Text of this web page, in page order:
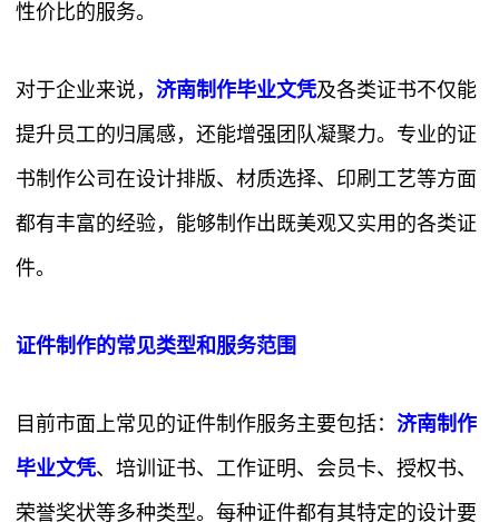
性价比的服务。
对于企业来说， 济南制作毕业文凭及各类证书不仅能
提升员工的归属感，还能增强团队凝聚力。专业的证
书制作公司在设计排版、材质选择、印刷工艺等方面
都有丰富的经验，能够制作出既美观又实用的各类证
件。
证件制作的常见类型和服务范围
目前市面上常见的证件制作服务主要包括： 济南制作
毕业文凭、培训证书、工作证明、会员卡、授权书、
荣誉奖状等多种类型。每种证件都有其特定的设计要